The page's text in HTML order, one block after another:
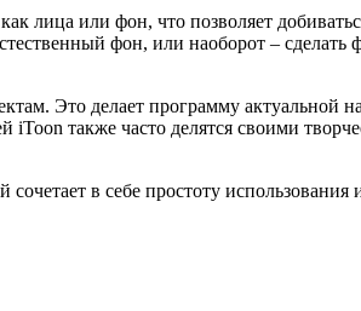
лица или фон, что позволяет
фон, или наоборот –
Это делает программу актуальной
также часто делятся своими
в себе простоту